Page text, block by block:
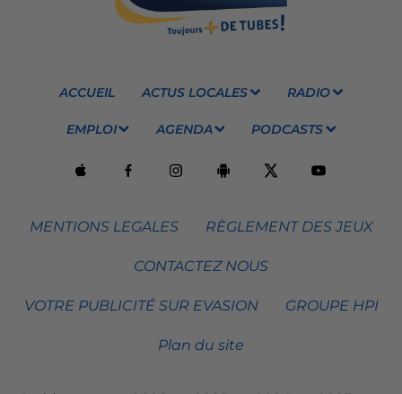
ACCUEIL ACTUS LOCALES RADIO
EMPLOI AGENDA PODCASTS
MENTIONS LEGALES RÈGLEMENT DES JEUX
CONTACTEZ NOUS
VOTRE PUBLICITÉ SUR EVASION GROUPE HPI
Plan du site